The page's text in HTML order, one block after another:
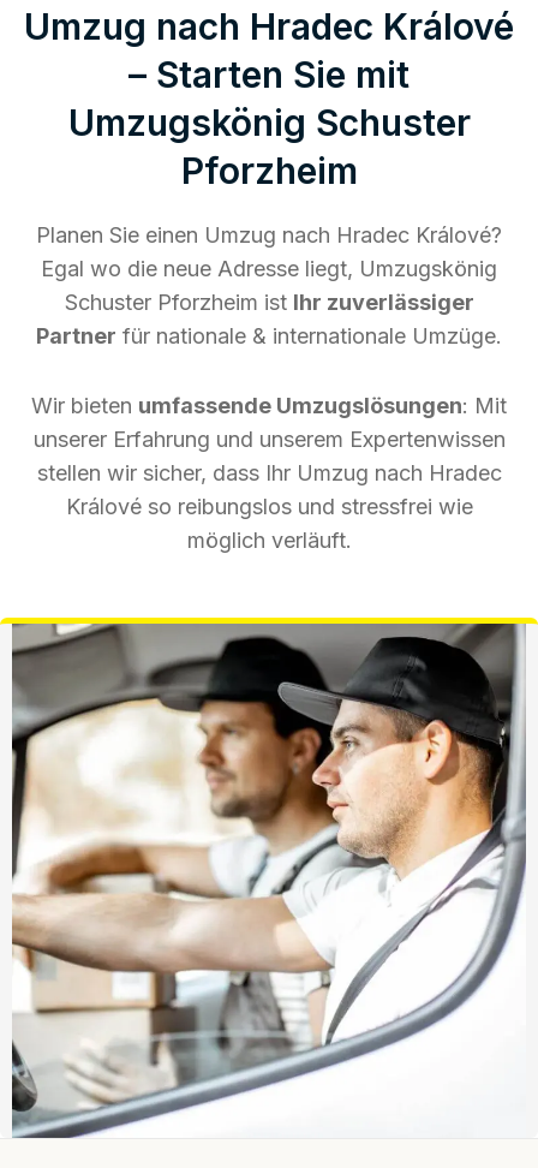
Umzug nach Hradec Králové
– Starten Sie mit
Umzugskönig Schuster
Pforzheim
Planen Sie einen Umzug nach Hradec Králové?
Egal wo die neue Adresse liegt, Umzugskönig
Schuster Pforzheim ist Ihr zuverlässiger
Partner für nationale & internationale Umzüge.
Wir bieten umfassende Umzugslösungen: Mit
unserer Erfahrung und unserem Expertenwissen
stellen wir sicher, dass Ihr Umzug nach Hradec
Králové so reibungslos und stressfrei wie
möglich verläuft.